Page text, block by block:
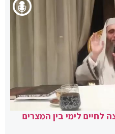
לחיים לימי בין המצרים